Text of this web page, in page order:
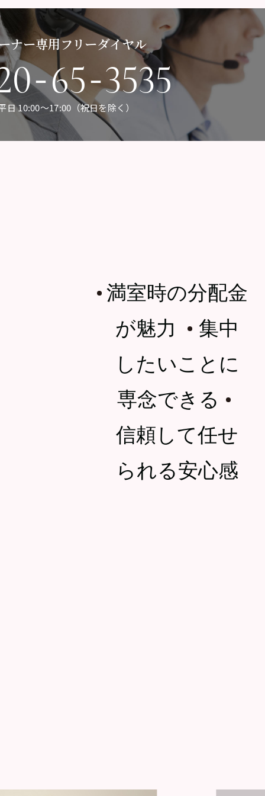
ナー専用フリーダイヤル
-65-3535
日 10:00〜17:00（祝日を除く）
・満室時の分配金
が魅力 ・集中
したいことに
専念できる ・
信頼して任せ
られる安心感